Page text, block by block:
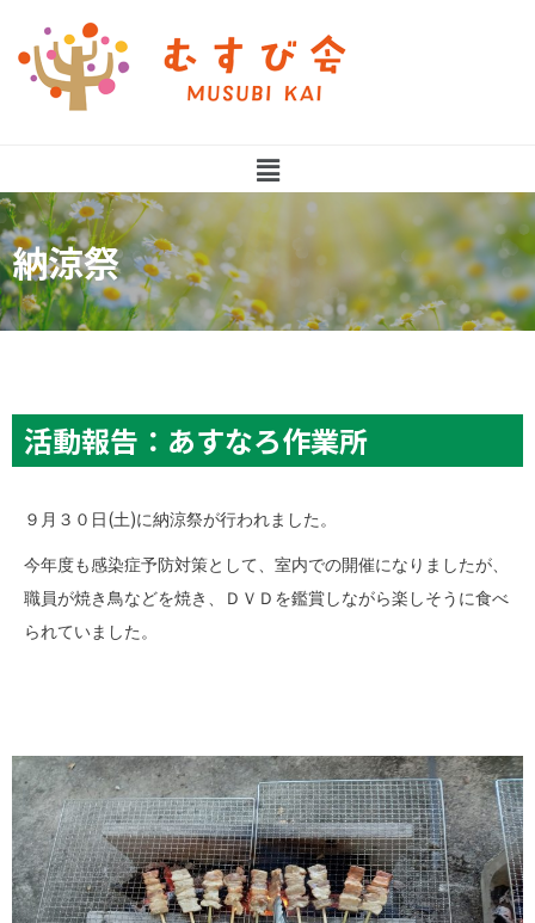
納涼祭
活動報告：あすなろ作業所
９月３０日 (土)に納涼祭が行われました。
今年度も感染症予防対策として、室内での開催になりましたが、
職員が焼き鳥などを焼き、ＤＶＤを鑑賞しながら楽しそうに食べ
られていました。